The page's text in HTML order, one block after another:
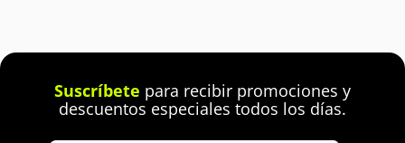
Suscríbete para recibir promociones y
descuentos especiales todos los días.